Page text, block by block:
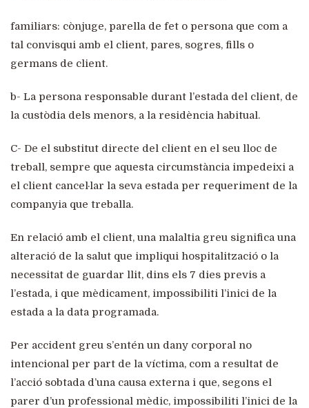
familiars: cònjuge, parella de fet o persona que com a
tal convisqui amb el client, pares, sogres, fills o
germans de client.
b- La persona responsable durant l’estada del client, de
la custòdia dels menors, a la residència habitual.
C- De el substitut directe del client en el seu lloc de
treball, sempre que aquesta circumstància impedeixi a
el client cancel·lar la seva estada per requeriment de la
companyia que treballa.
En relació amb el client, una malaltia greu significa una
alteració de la salut que impliqui hospitalització o la
necessitat de guardar llit, dins els 7 dies previs a
l’estada, i que mèdicament, impossibiliti l’inici de la
estada a la data programada.
Per accident greu s’entén un dany corporal no
intencional per part de la víctima, com a resultat de
l’acció sobtada d’una causa externa i que, segons el
parer d’un professional mèdic, impossibiliti l’inici de la